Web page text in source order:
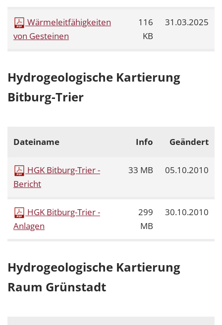
Wärmeleitfähigkeiten
von Gesteinen
116
KB
31.03.2025
Hydrogeologische Kartierung
Bitburg-Trier
Dateiname Info Geändert
HGK Bitburg-Trier -
Bericht
33 MB 05.10.2010
HGK Bitburg-Trier -
Anlagen
299
MB
30.10.2010
Hydrogeologische Kartierung
Raum Grünstadt